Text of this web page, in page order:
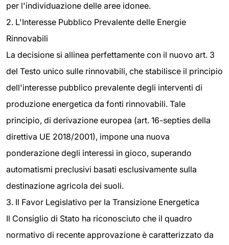
per l'individuazione delle aree idonee.
2. L'Interesse Pubblico Prevalente delle Energie
Rinnovabili
La decisione si allinea perfettamente con il nuovo art. 3
del Testo unico sulle rinnovabili, che stabilisce il principio
dell'interesse pubblico prevalente degli interventi di
produzione energetica da fonti rinnovabili. Tale
principio, di derivazione europea (art. 16-septies della
direttiva UE 2018/2001), impone una nuova
ponderazione degli interessi in gioco, superando
automatismi preclusivi basati esclusivamente sulla
destinazione agricola dei suoli.
3. Il Favor Legislativo per la Transizione Energetica
Il Consiglio di Stato ha riconosciuto che il quadro
normativo di recente approvazione è caratterizzato da